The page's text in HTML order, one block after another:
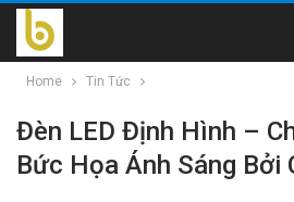
Home Tin Tức
Đèn LED Định Hình –
Bức Họa Ánh Sáng Bởi